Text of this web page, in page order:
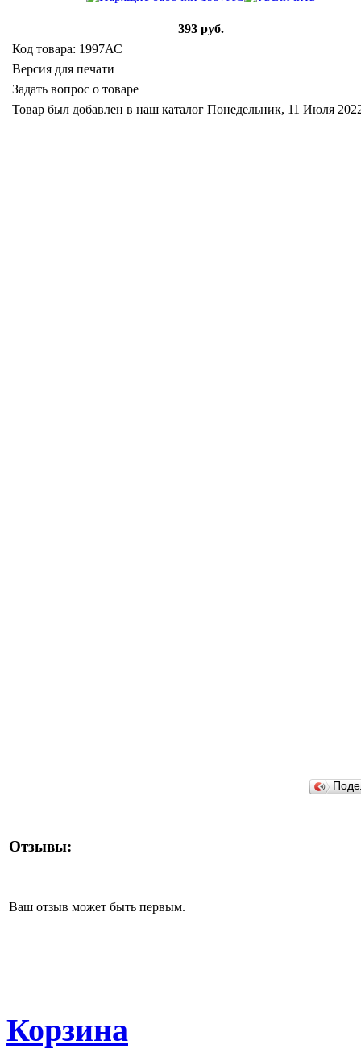
393 руб.
Код товара: 1997АС
Версия для печати
Задать вопрос о товаре
Товар был добавлен в наш каталог Понедельник, 11 Июля
Отзывы:
Ваш отзыв может быть первым.
Корзина